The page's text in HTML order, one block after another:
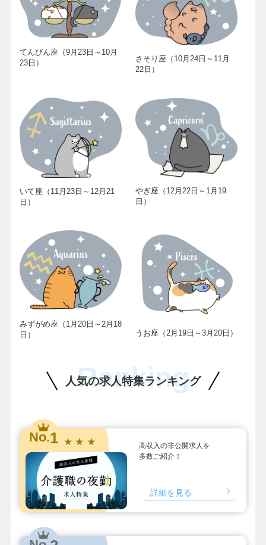
てんびん座（9月23日～10月
23日）
さそり座（10月24日～11月
22日）
いて座（11月23日～12月21
日）
やぎ座（12月22日～1月19
日）
みずがめ座（1月20日～2月18
日）
うお座（2月19日～3月20日）
人気の求人特集ランキング
Ranking
No.1 ★ ★ ★
高収入の非公開求人を
多数ご紹介！
詳細を見る